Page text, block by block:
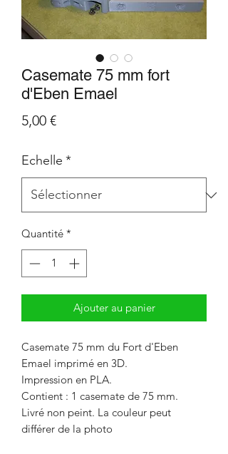
Casemate 75 mm fort
d'Eben Emael
5,00 €Prix
Echelle *
Quantité *
Ajouter au panier
Casemate 75 mm du Fort d'Eben
Emael imprimé en 3D.
Impression en PLA.
Contient : 1 casemate de 75 mm.
Livré non peint. La couleur peut
différer de la photo